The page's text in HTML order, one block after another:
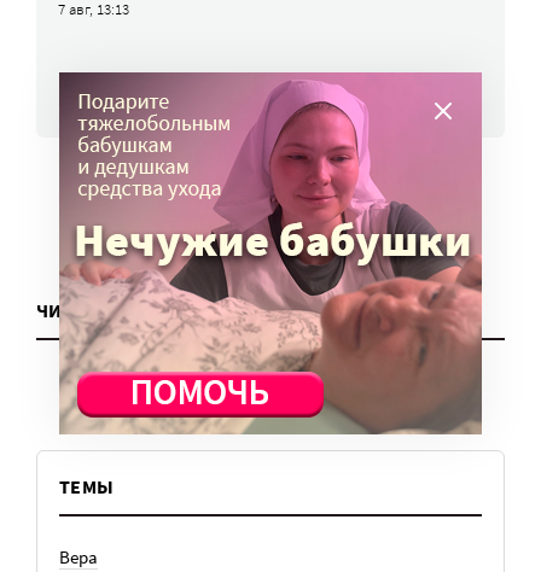
7 авг, 13:13
ВСЕ НОВОСТИ
ЧИТАТЬ ЕЩЕ
ТЕМЫ
Вера